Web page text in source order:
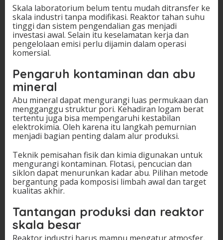
Skala laboratorium belum tentu mudah ditransfer ke
skala industri tanpa modifikasi. Reaktor tahan suhu
tinggi dan sistem pengendalian gas menjadi
investasi awal. Selain itu keselamatan kerja dan
pengelolaan emisi perlu dijamin dalam operasi
komersial.
Pengaruh kontaminan dan abu
mineral
Abu mineral dapat mengurangi luas permukaan dan
mengganggu struktur pori. Kehadiran logam berat
tertentu juga bisa mempengaruhi kestabilan
elektrokimia. Oleh karena itu langkah pemurnian
menjadi bagian penting dalam alur produksi.
Teknik pemisahan fisik dan kimia digunakan untuk
mengurangi kontaminan. Flotasi, pencucian dan
siklon dapat menurunkan kadar abu. Pilihan metode
bergantung pada komposisi limbah awal dan target
kualitas akhir.
Tantangan produksi dan reaktor
skala besar